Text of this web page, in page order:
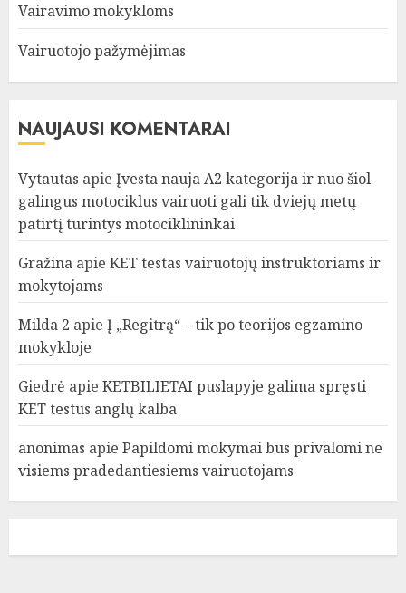
Vairavimo mokykloms
Vairuotojo pažymėjimas
NAUJAUSI KOMENTARAI
Vytautas apie Įvesta nauja A2 kategorija ir nuo šiol
galingus motociklus vairuoti gali tik dviejų metų
patirtį turintys motociklininkai
Gražina apie KET testas vairuotojų instruktoriams ir
mokytojams
Milda 2 apie Į „Regitrą“ – tik po teorijos egzamino
mokykloje
Giedrė apie KETBILIETAI puslapyje galima spręsti
KET testus anglų kalba
anonimas apie Papildomi mokymai bus privalomi ne
visiems pradedantiesiems vairuotojams